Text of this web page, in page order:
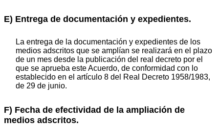
E) Entrega de documentación y expedientes.
La entrega de la documentación y expedientes de los
medios adscritos que se amplían se realizará en el plazo
de un mes desde la publicación del real decreto por el
que se aprueba este Acuerdo, de conformidad con lo
establecido en el artículo 8 del Real Decreto 1958/1983,
de 29 de junio.
F) Fecha de efectividad de la ampliación de
medios adscritos.